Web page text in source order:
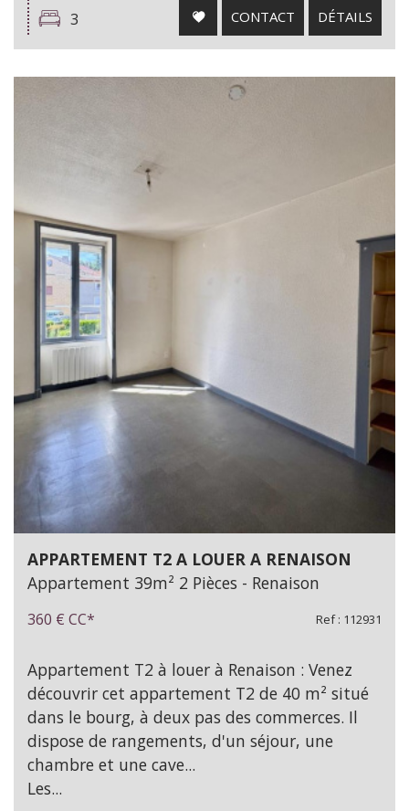
3
CONTACT DÉTAILS
APPARTEMENT T2 A LOUER A RENAISON
Appartement 39m² 2 Pièces - Renaison
360 € CC* Ref : 112931
Appartement T2 à louer à Renaison : Venez
découvrir cet appartement T2 de 40 m² situé
dans le bourg, à deux pas des commerces. Il
dispose de rangements, d'un séjour, une
chambre et une cave...
Les...